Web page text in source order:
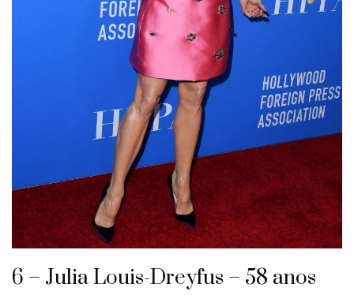
6 – Julia Louis-Dreyfus – 58 anos